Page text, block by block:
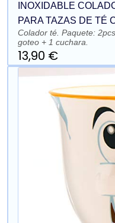
INOXIDABLE
PARA TAZAS DE TÉ
Colador té. Paquete:
goteo + 1 cuchara.
13,90 €